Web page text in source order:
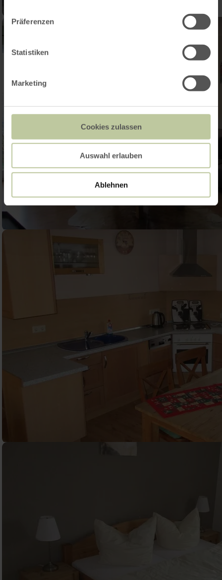
Präferenzen
Statistiken
Marketing
Cookies zulassen
Auswahl erlauben
Ablehnen